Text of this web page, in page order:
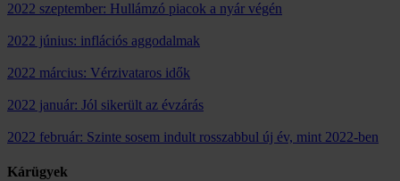
2022 szeptember: Hullámzó piacok a nyár végén
2022 június: inflációs aggodalmak
2022 március: Vérzivataros idők
2022 január: Jól sikerült az évzárás
2022 február: Szinte sosem indult rosszabbul új év, mint 2022-ben
Kárügyek